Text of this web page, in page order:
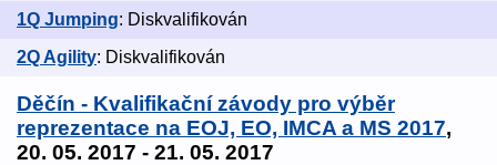
1Q Jumping: Diskvalifikován
2Q Agility: Diskvalifikován
Děčín - Kvalifikační závody pro výběr
reprezentace na EOJ, EO, IMCA a MS 2017,
20. 05. 2017 - 21. 05. 2017